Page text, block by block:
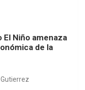
El Niño amenaza
de la
Gutierrez